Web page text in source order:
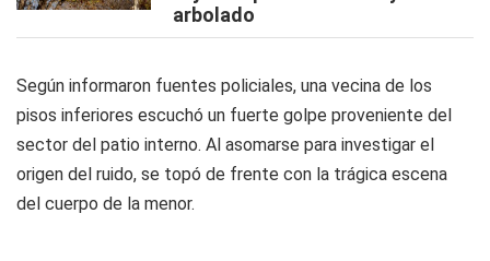
arbolado
Según informaron fuentes policiales, una vecina de los
pisos inferiores escuchó un fuerte golpe proveniente del
sector del patio interno. Al asomarse para investigar el
origen del ruido, se topó de frente con la trágica escena
del cuerpo de la menor.